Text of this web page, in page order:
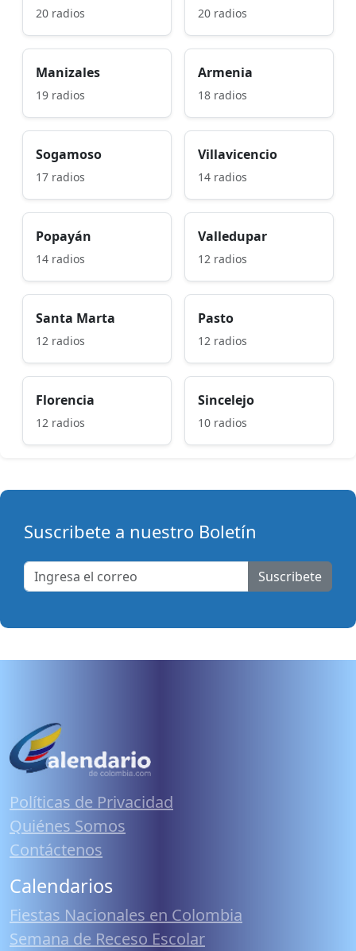
20 radios 20 radios
Manizales
19 radios
Armenia
18 radios
Sogamoso
17 radios
Villavicencio
14 radios
Popayán
14 radios
Valledupar
12 radios
Santa Marta
12 radios
Pasto
12 radios
Florencia
12 radios
Sincelejo
10 radios
Suscribete a nuestro Boletín
Suscribete
Políticas de Privacidad
Quiénes Somos
Contáctenos
Calendarios
Fiestas Nacionales en Colombia
Semana de Receso Escolar